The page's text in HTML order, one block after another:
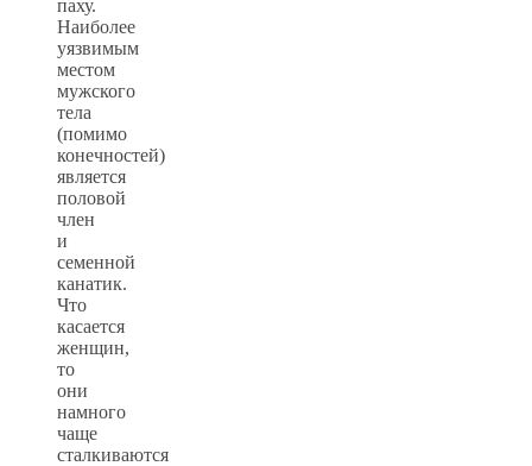
паху.
Наиболее
уязвимым
местом
мужского
тела
(помимо
конечностей)
является
половой
член
и
семенной
канатик.
Что
касается
женщин,
то
они
намного
чаще
сталкиваются